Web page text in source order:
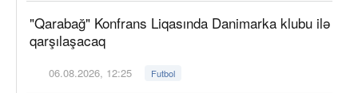
"Qarabağ" Konfrans Liqasında Danimarka klubu ilə
qarşılaşacaq
06.08.2026, 12:25 Futbol